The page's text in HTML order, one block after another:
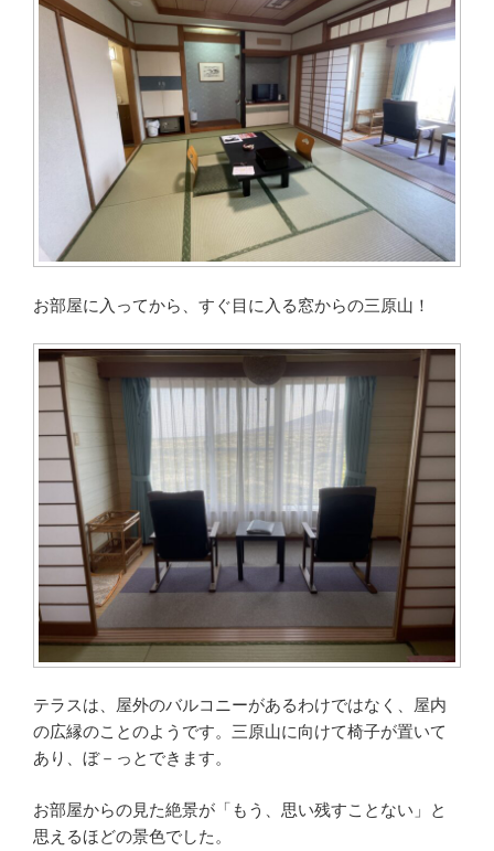
お部屋に入ってから、すぐ目に入る窓からの三原山！
テラスは、屋外のバルコニーがあるわけではなく、屋内
の広縁のことのようです。三原山に向けて椅子が置いて
あり、ぼ－っとできます。
お部屋からの見た絶景が「もう、思い残すことない」と
思えるほどの景色でした。